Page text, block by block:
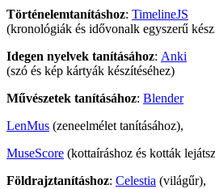
Történelemtanításhoz: TimelineJS
(kronológiák és idővonalk egyszerű
Idegen nyelvek tanításához: Anki
(szó és kép kártyák készítéséhez)
Művészetek tanításához: Blender
LenMus (zeneelmélet tanításához),
MuseScore (kottaíráshoz és kották
Földrajztanításhoz: Celestia (világűr),